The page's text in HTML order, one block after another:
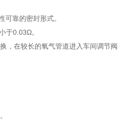
性可靠的密封形式。
小于0.03Ω。
，在较长的氧气管道进入车间调节阀